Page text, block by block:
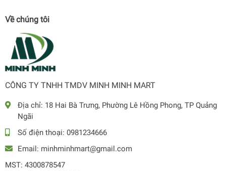
Về chúng tôi
CÔNG TY TNHH TMDV MINH MINH MART
Địa chỉ: 18 Hai Bà Trưng, Phường Lê Hồng Phong, TP Quảng
Ngãi
Số điện thoại: 0981234666
Email: minhminhmart@gmail.com
MST: 4300878547